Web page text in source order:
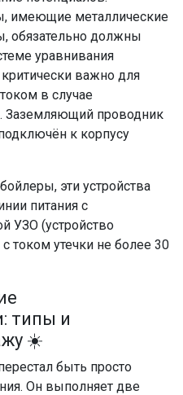
имеющие металлические
обязательно должны
уравнивания
важно для
в случае
Заземляющий проводник
к корпусу
эти устройства
питания с
УЗО (устройство
током утечки не более 30
типы и
☀️
быть просто
Он выполняет две